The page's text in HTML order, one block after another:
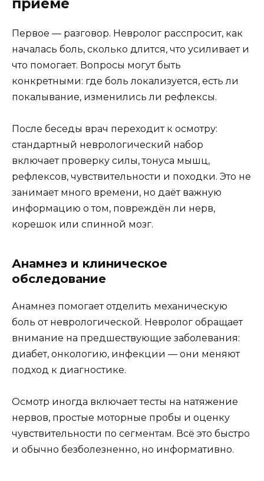
приёме
Первое — разговор. Невролог расспросит, как
началась боль, сколько длится, что усиливает и
что помогает. Вопросы могут быть
конкретными: где боль локализуется, есть ли
покалывание, изменились ли рефлексы.
После беседы врач переходит к осмотру:
стандартный неврологический набор
включает проверку силы, тонуса мышц,
рефлексов, чувствительности и походки. Это не
занимает много времени, но даёт важную
информацию о том, повреждён ли нерв,
корешок или спинной мозг.
Анамнез и клиническое
обследование
Анамнез помогает отделить механическую
боль от неврологической. Невролог обращает
внимание на предшествующие заболевания:
диабет, онкологию, инфекции — они меняют
подход к диагностике.
Осмотр иногда включает тесты на натяжение
нервов, простые моторные пробы и оценку
чувствительности по сегментам. Всё это быстро
и обычно безболезненно, но информативно.